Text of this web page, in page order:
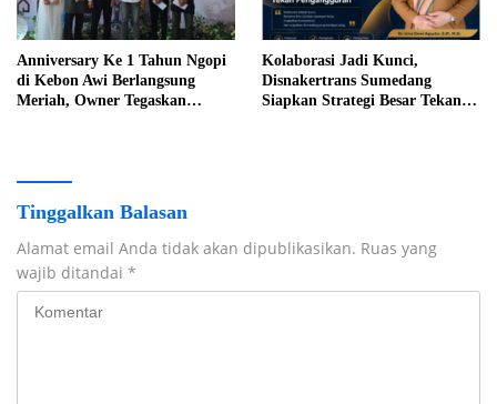
Anniversary Ke 1 Tahun Ngopi
di Kebon Awi Berlangsung
Meriah, Owner Tegaskan
Kolaborasi Jadi Kunci,
Disnakertrans Sumedang
Siapkan Strategi Besar Tekan
Tinggalkan Balasan
Alamat email Anda tidak akan dipublikasikan. Ruas yang
wajib ditandai *